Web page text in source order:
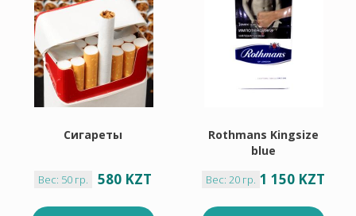
Сигареты
Вес: 50 гр. 580 KZT
Rothmans Kingsize
blue
Вес: 20 гр. 1 150 KZT